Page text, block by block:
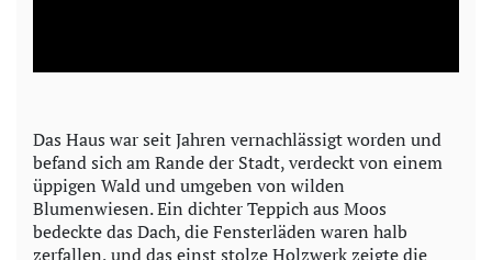
a
V
i
Das Haus war seit Jahren vernachlässigt worden und
befand sich am Rande der Stadt, verdeckt von einem
üppigen Wald und umgeben von wilden
Blumenwiesen. Ein dichter Teppich aus Moos
bedeckte das Dach, die Fensterläden waren halb
zerfallen, und das einst stolze Holzwerk zeigte die